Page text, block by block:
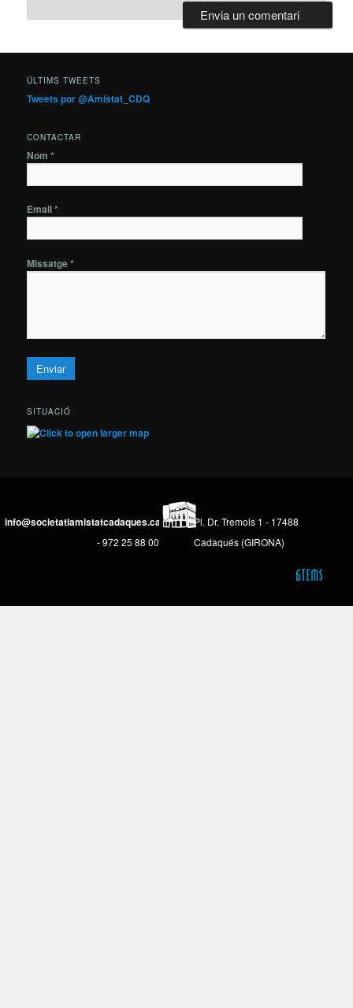
ÚLTIMS TWEETS
Tweets por @Amistat_CDQ
CONTACTAR
Nom *
Email *
Missatge *
SITUACIÓ
info@societatlamistatcadaques.cat
- 972 25 88 00
Pl. Dr. Tremols 1 - 17488
Cadaqués (GIRONA)